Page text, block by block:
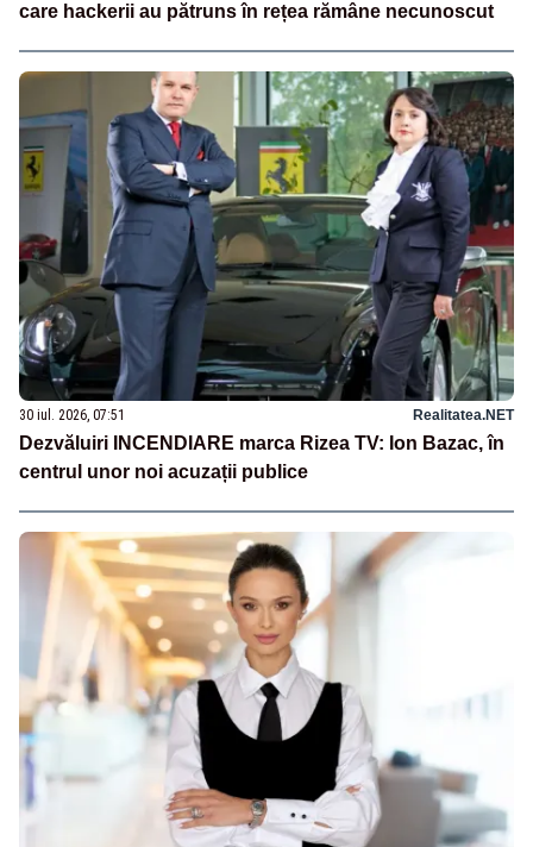
care hackerii au pătruns în rețea rămâne necunoscut
30 iul. 2026, 07:51 Realitatea.NET
Dezvăluiri INCENDIARE marca Rizea TV: Ion Bazac, în
centrul unor noi acuzații publice